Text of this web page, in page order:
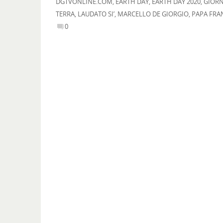
TERRA, LAUDATO SI’, MARCELLO DE GIORGIO, PAPA
0